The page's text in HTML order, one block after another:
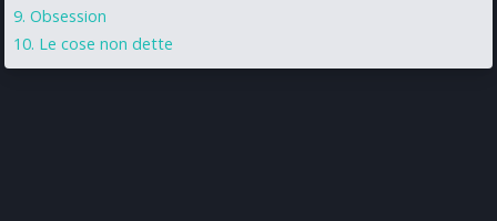
Obsession
Le cose non dette